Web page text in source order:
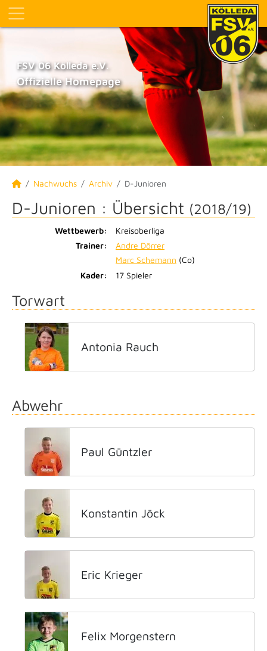
FSV 06 Kölleda e.V.
Offizielle Homepage
Nachwuchs Archiv D-Junioren
D-Junioren : Übersicht (2018/19)
Wettbewerb:
Kreisoberliga
Trainer:
Andre Dörrer
Marc Schemann (Co)
Kader:
17 Spieler
Torwart
Antonia Rauch
Abwehr
Paul Güntzler
Konstantin Jöck
Eric Krieger
Felix Morgenstern